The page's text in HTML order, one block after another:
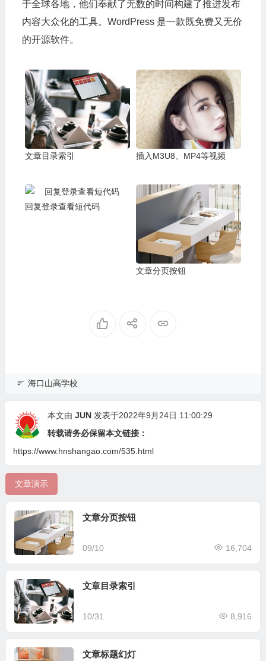
于全球各地，他们奉献了无数的时间构建了推进发布
内容大众化的工具。WordPress 是一款既免费又无价
的开源软件。
文章目录索引 插入M3U8、MP4等视频
回复登录查看短代码
文章分页按钮
海口山高学校
本文由 JUN 发表于2022年9月24日 11:00:29
转载请务必保留本文链接：
https://www.hnshangao.com/535.html
文章演示
文章分页按钮
09/10 16,704
文章目录索引
10/31 8,916
文章标题幻灯